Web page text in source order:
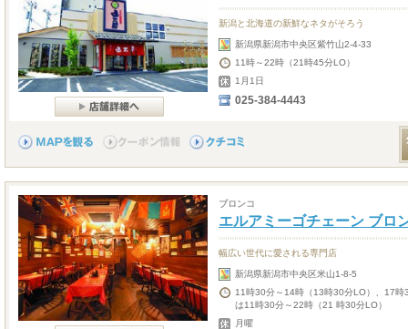
新潟と北海道の新鮮なネタがそろう
新潟県新潟市中央区紫竹山2-4-33
11時～22時（21時45分LO）
1月1日
025-384-4443
ブロンコ
エルアミーゴチェーン ブロ
幅広い世代に愛される専門店
新潟県新潟市中央区米山1-8-5
11時30分～14時（13時30分LO）、17
は11時30分～22時（21 時30分LO）
月曜